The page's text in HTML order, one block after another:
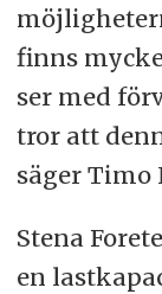
finns
ser med
tror att
säger Timo
Stena
en